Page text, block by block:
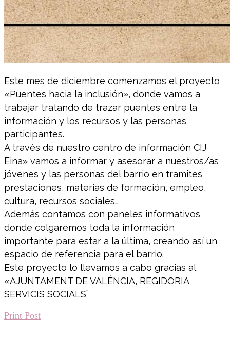
Este mes de diciembre comenzamos el proyecto
«Puentes hacia la inclusión», donde vamos a
trabajar tratando de trazar puentes entre la
información y los recursos y las personas
participantes.
A través de nuestro centro de información CIJ
Eina» vamos a informar y asesorar a nuestros/as
jóvenes y las personas del barrio en tramites
prestaciones, materias de formación, empleo,
cultura, recursos sociales…
Además contamos con paneles informativos
donde colgaremos toda la información
importante para estar a la última, creando así un
espacio de referencia para el barrio.
Este proyecto lo llevamos a cabo gracias al
«AJUNTAMENT DE VALÈNCIA, REGIDORIA
SERVICIS SOCIALS”
Print Post